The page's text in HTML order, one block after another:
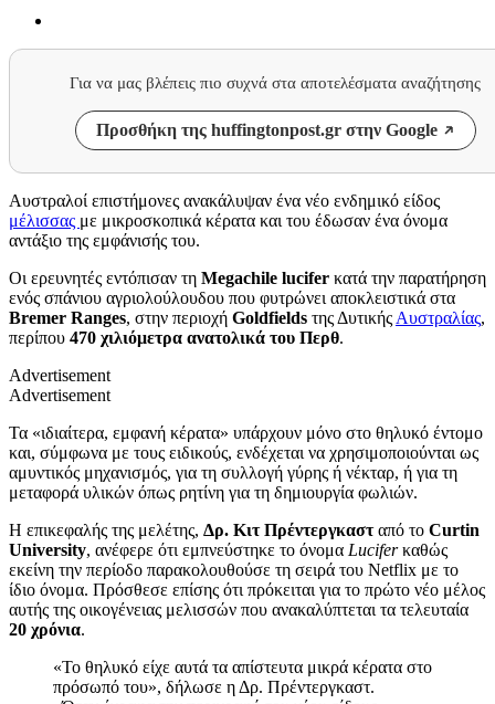
Για να μας βλέπεις πιο συχνά στα αποτελέσματα αναζήτησης
Προσθήκη της huffingtonpost.gr στην Google
Αυστραλοί επιστήμονες ανακάλυψαν ένα νέο ενδημικό είδος
μέλισσας με μικροσκοπικά κέρατα και του έδωσαν ένα όνομα
αντάξιο της εμφάνισής του.
Οι ερευνητές εντόπισαν τη Megachile lucifer κατά την παρατήρηση
ενός σπάνιου αγριολούλουδου που φυτρώνει αποκλειστικά στα
Bremer Ranges, στην περιοχή Goldfields της Δυτικής Αυστραλίας,
περίπου 470 χιλιόμετρα ανατολικά του Περθ.
Advertisement
Advertisement
Τα «ιδιαίτερα, εμφανή κέρατα» υπάρχουν μόνο στο θηλυκό έντομο
και, σύμφωνα με τους ειδικούς, ενδέχεται να χρησιμοποιούνται ως
αμυντικός μηχανισμός, για τη συλλογή γύρης ή νέκταρ, ή για τη
μεταφορά υλικών όπως ρητίνη για τη δημιουργία φωλιών.
Η επικεφαλής της μελέτης, Δρ. Κιτ Πρέντεργκασταπό το Curtin
University, ανέφερε ότι εμπνεύστηκε το όνομα Luciferκαθώς
εκείνη την περίοδο παρακολουθούσε τη σειρά του Netflix με το
ίδιο όνομα. Πρόσθεσε επίσης ότι πρόκειται για το πρώτο νέο μέλος
αυτής της οικογένειας μελισσών που ανακαλύπτεται τα τελευταία
20 χρόνια.
«Το θηλυκό είχε αυτά τα απίστευτα μικρά κέρατα στο
πρόσωπό του», δήλωσε η Δρ. Πρέντεργκαστ.